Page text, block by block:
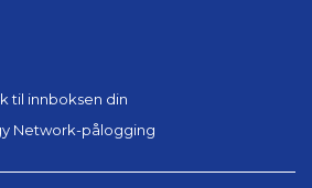
til innboksen din
Network-pålogging